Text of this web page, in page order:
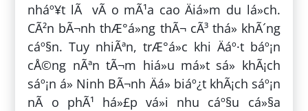
nháº¥t lÃ vÃ o mÃ¹a cao Äiá»m du lá»ch.
CÃ²n bÃ¬nh thÆ°á»ng thÃ¬ cÃ³ thá» khÃ´ng
cáº§n. Tuy nhiÃªn, trÆ°á»c khi Äáº·t báº¡n
cÅ©ng nÃªn tÃ¬m hiá»u má»t sá» khÃ¡ch
sáº¡n á» Ninh BÃ¬nh Äá» biáº¿t khÃ¡ch sáº¡n
nÃ o phÃ¹ há»£p vá»i nhu cáº§u cá»§a